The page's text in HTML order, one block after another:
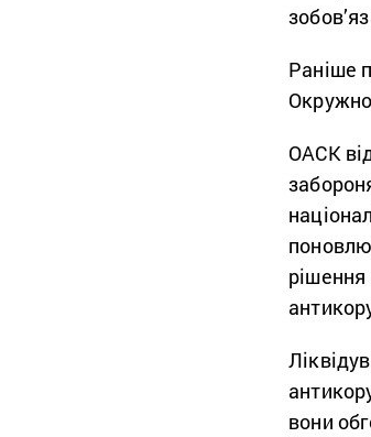
Раніше
ОАСК
вони